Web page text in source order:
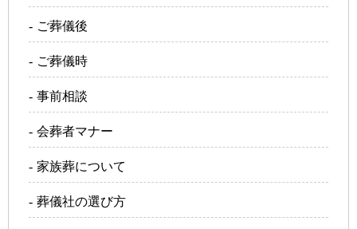
ご葬儀後
ご葬儀時
事前相談
会葬者マナー
家族葬について
葬儀社の選び方